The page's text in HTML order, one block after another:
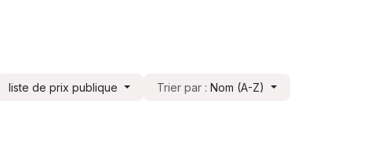
liste de prix publique Trier par : Nom (A-Z)